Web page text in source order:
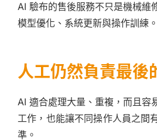
AI 驗布的售後服務不只是機械維
模型優化、系統更新與操作訓練。
人工仍然負責最後
AI 適合處理大量、重複，而且容
工作，也能讓不同操作人員之間
準。